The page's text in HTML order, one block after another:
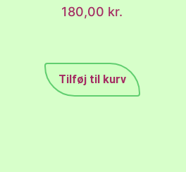
180,00 kr.
Tilføj til kurv